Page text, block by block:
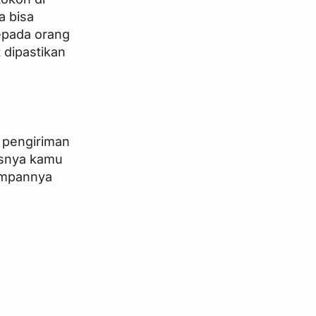
bisa
orang
dipastikan
kamu